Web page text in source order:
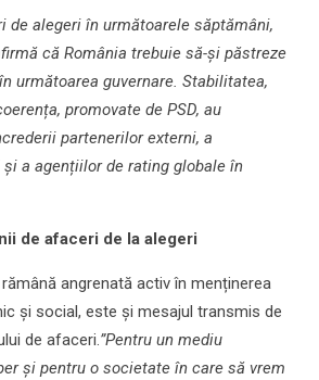
de alegeri în următoarele săptămâni,
că România trebuie să-și păstreze
următoarea guvernare. Stabilitatea,
promovate de PSD, au
partenerilor externi, a
a agențiilor de rating globale în
de afaceri de la alegeri
angrenată activ în menținerea
și social, este și mesajul transmis de
de afaceri.”Pentru un mediu
și pentru o societate în care să vrem